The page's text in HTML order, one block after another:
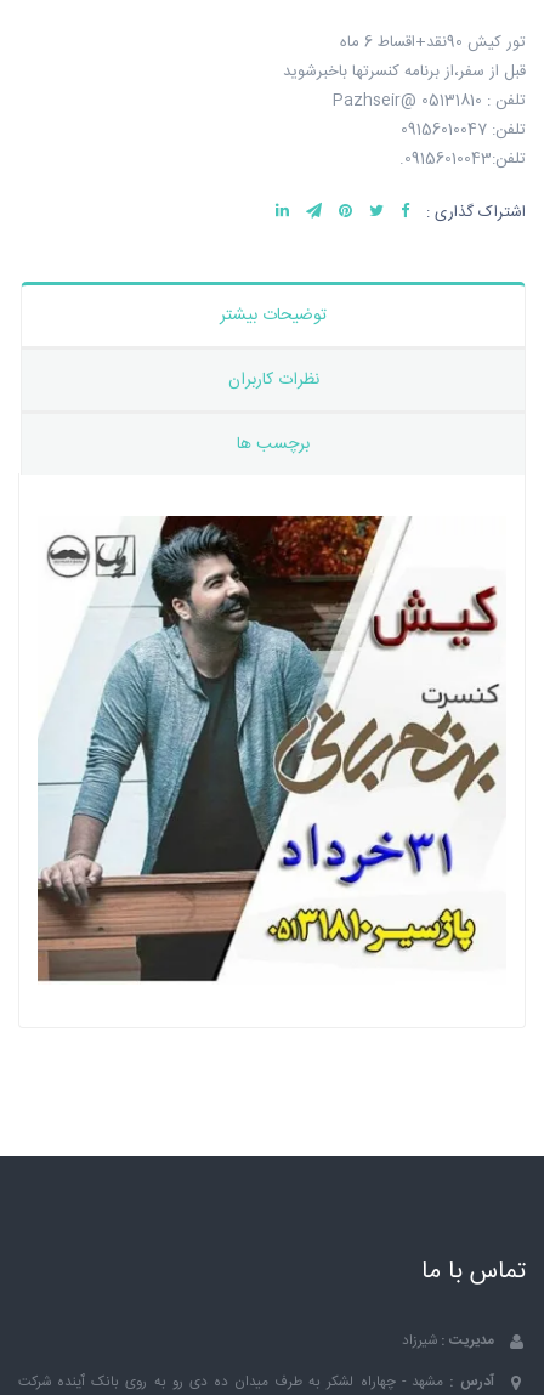
تور کیش 90نقد+اقساط 6 ماه
قبل از سفر،از برنامه کنسرتها باخبرشوید
تلفن : 05131810 @Pazhseir
تلفن: 09156010047
تلفن:09156010043.
اشتراک گذاری :
توضیحات بیشتر
نظرات کاربران
برچسب ها
تماس با ما
مدیریت : شیرزاد
آدرس : مشهد - چهاراه لشکر به طرف میدان ده دی رو به روی بانک ٱینده شرکت